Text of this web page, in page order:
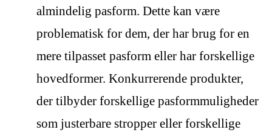
almindelig pasform. Dette kan være
problematisk for dem, der har brug for en
mere tilpasset pasform eller har forskellige
hovedformer. Konkurrerende produkter,
der tilbyder forskellige pasformmuligheder
som justerbare stropper eller forskellige